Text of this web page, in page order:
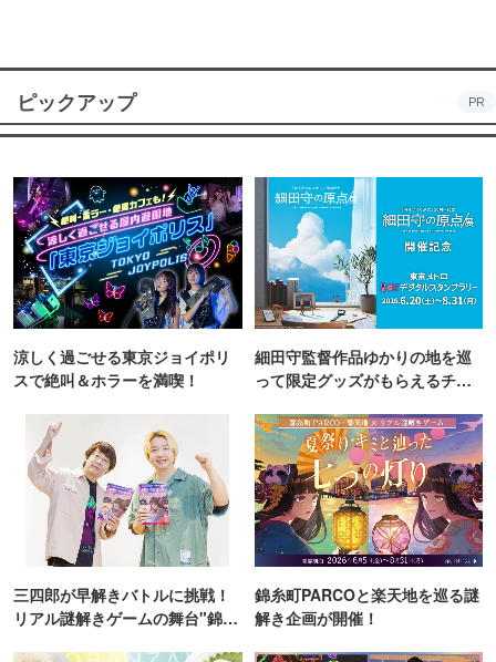
ピックアップ PR
涼しく過ごせる東京ジョイポリ
スで絶叫＆ホラーを満喫！
細田守監督作品ゆかりの地を巡
って限定グッズがもらえるチャ
三四郎が早解きバトルに挑戦！
リアル謎解きゲームの舞台"錦糸
錦糸町PARCOと楽天地を巡る謎
解き企画が開催！